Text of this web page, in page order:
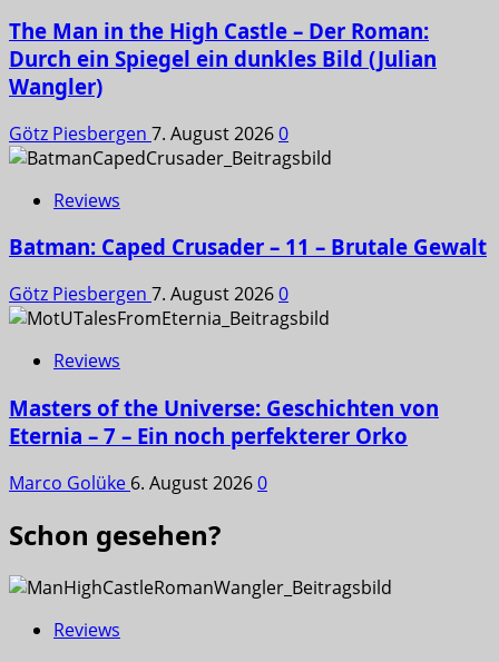
The Man in the High Castle – Der Roman:
Durch ein Spiegel ein dunkles Bild (Julian
Wangler)
Götz Piesbergen 7. August 20260
Reviews
Batman: Caped Crusader – 11 – Brutale Gewalt
Götz Piesbergen 7. August 20260
Reviews
Masters of the Universe: Geschichten von
Eternia – 7 – Ein noch perfekterer Orko
Marco Golüke 6. August 20260
Schon gesehen?
Reviews